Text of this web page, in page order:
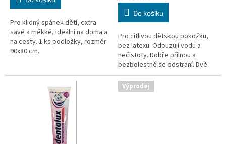
Pro klidný spánek dětí, extra
savé a měkké, ideální na doma a
na cesty. 1 ks podložky, rozměr
90x80 cm.
cena:
Do košíku
Pro citlivou dětskou pokožku,
bez latexu. Odpuzují vodu a
nečistoty. Dobře přilnou a
bezbolestně se odstraní. Dvě
velikosti v balení, s veselými
motivy.
Výprodej